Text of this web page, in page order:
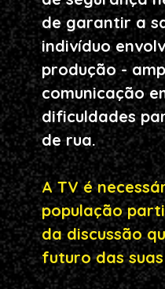
de garantir a
indivíduo
produção -
comunicação
dificuldades
de rua.
A TV é
população
da discussão
futuro das